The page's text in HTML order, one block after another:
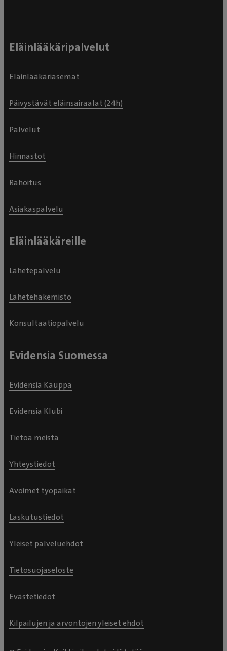
Eläinlääkäripalvelut
Eläinlääkäriasemat
Päivystävät eläinsairaalat (24h)
Palvelut
Hinnastot
Rahoitus
Asiakaspalvelu
Eläinlääkäreille
Lähetepalvelu
Lähetehakemisto
Konsultaatiopalvelu
Evidensia Suomessa
Evidensia Kauppa
Evidensia Klubi
Tietoa meistä
Yhteystiedot
Avoimet työpaikat
Laskutustiedot
Yleiset palveluehdot
Tietosuojaseloste
Evästetiedot
Kilpailujen ja arvontojen yleiset ehdot